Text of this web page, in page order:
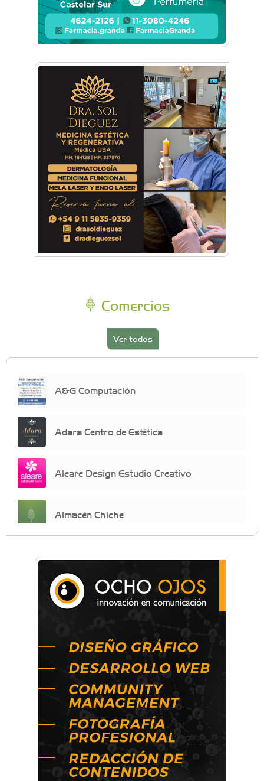
Comercios
Ver todos
A&G Computación
Adara Centro de Estética
Aleare Design Estudio Creativo
Almacén Chiche
crecimiento personal
Arq. Horacio Alejandro Sánchez
Artística ApasionArte
Artística Veral
BAIC Ramos Mejía